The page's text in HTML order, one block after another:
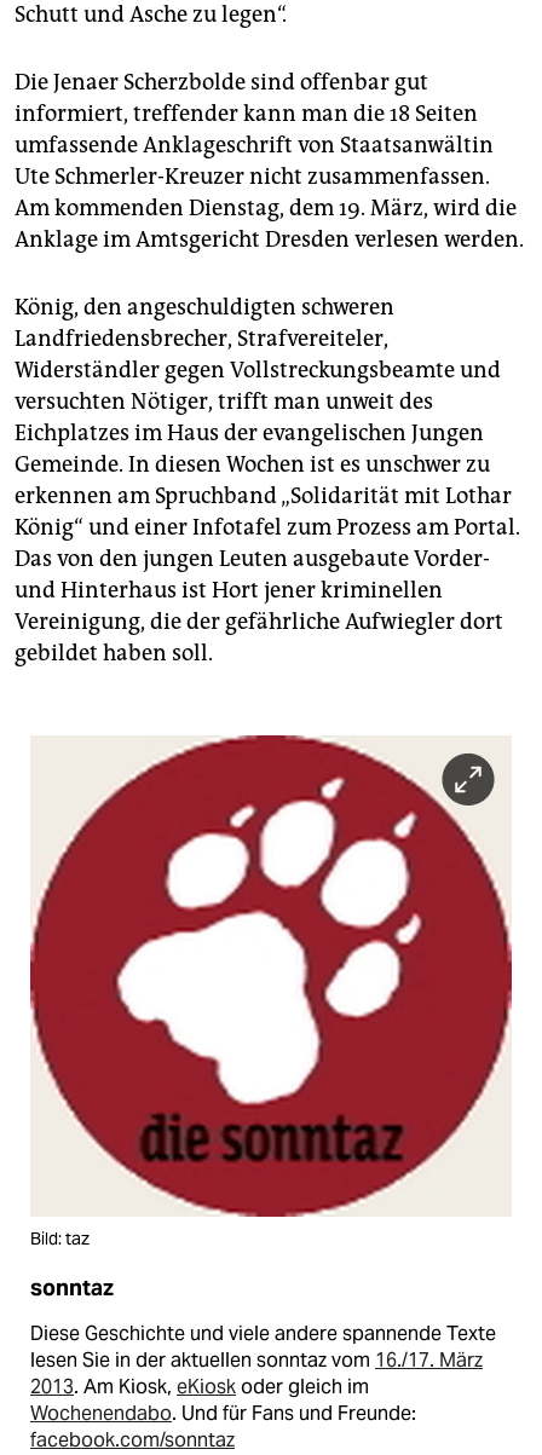
Schutt und Asche zu legen“.
Die Jenaer Scherzbolde sind offenbar gut
informiert, treffender kann man die 18 Seiten
umfassende Anklageschrift von Staatsanwältin
Ute Schmerler-Kreuzer nicht zusammenfassen.
Am kommenden Dienstag, dem 19. März, wird die
Anklage im Amtsgericht Dresden verlesen werden.
König, den angeschuldigten schweren
Landfriedensbrecher, Strafvereiteler,
Widerständler gegen Vollstreckungsbeamte und
versuchten Nötiger, trifft man unweit des
Eichplatzes im Haus der evangelischen Jungen
Gemeinde. In diesen Wochen ist es unschwer zu
erkennen am Spruchband „Solidarität mit Lothar
König“ und einer Infotafel zum Prozess am Portal.
Das von den jungen Leuten ausgebaute Vorder-
und Hinterhaus ist Hort jener kriminellen
Vereinigung, die der gefährliche Aufwiegler dort
gebildet haben soll.
Bild: taz
sonntaz
Diese Geschichte und viele andere spannende Texte
lesen Sie in der aktuellen sonntaz vom 16./17. März
2013. Am Kiosk, eKioskoder gleich im
Wochenendabo. Und für Fans und Freunde:
facebook.com/sonntaz